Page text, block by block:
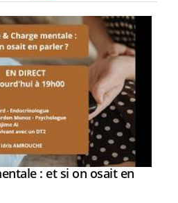
: et si on osait en